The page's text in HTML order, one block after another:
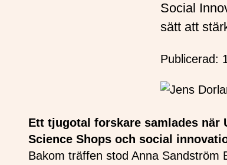
Social
sätt att
Publicerad:
Ett tjugotal forskare samlades när
Science Shops och social
Bakom träffen stod Anna Sandström